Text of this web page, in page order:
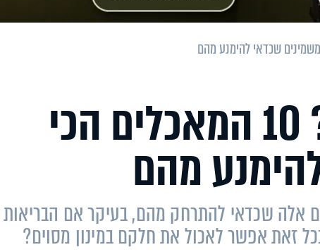
גם אתם בדיאטה? 10 המאכלים הכי
מהם
אלה שכדאי להתרחק מהם, בעיקר אם הבריאות
זאת אפשר לאכול את חלקם במינון מסוים?